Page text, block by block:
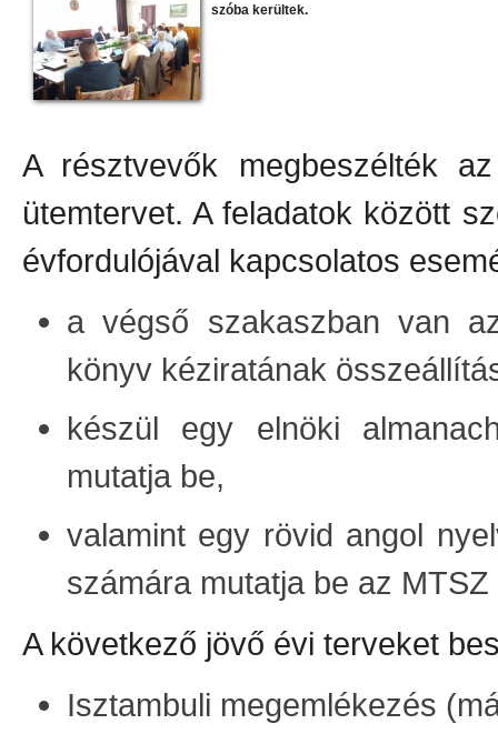
szóba kerültek.
A résztvevők megbeszélték
ütemtervet. A feladatok között
évfordulójával kapcsolatos
a végső szakaszban van
könyv kéziratának
készül egy elnöki
mutatja be,
valamint egy rövid angol
számára mutatja be az
A következő jövő évi terveket
Isztambuli megemlékezés